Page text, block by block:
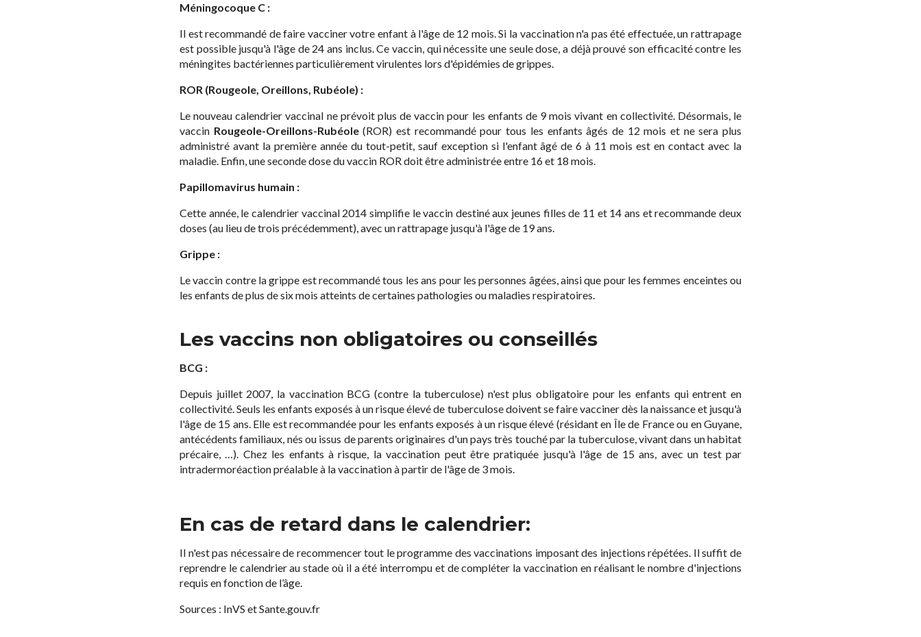
Méningocoque C :
Il est recommandé de faire vacciner votre enfant à l'âge de 12 mois. Si la vaccination n'a pas été effectuée, un rattrapage
est possible jusqu'à l'âge de 24 ans inclus. Ce vaccin, qui nécessite une seule dose, a déjà prouvé son efficacité contre les
méningites bactériennes particulièrement virulentes lors d'épidémies de grippes.
ROR (Rougeole, Oreillons, Rubéole) :
Le nouveau calendrier vaccinal ne prévoit plus de vaccin pour les enfants de 9 mois vivant en collectivité. Désormais, le
vaccin Rougeole-Oreillons-Rubéole(ROR) est recommandé pour tous les enfants âgés de 12 mois et ne sera plus
administré avant la première année du tout-petit, sauf exception si l'enfant âgé de 6 à 11 mois est en contact avec la
maladie. Enfin, une seconde dose du vaccin ROR doit être administrée entre 16 et 18 mois.
Papillomavirus humain :
Cette année, le calendrier vaccinal 2014 simplifie le vaccin destiné aux jeunes filles de 11 et 14 ans et recommande deux
doses (au lieu de trois précédemment), avec un rattrapage jusqu'à l'âge de 19 ans.
Grippe :
Le vaccin contre la grippe est recommandé tous les ans pour les personnes âgées, ainsi que pour les femmes enceintes ou
les enfants de plus de six mois atteints de certaines pathologies ou maladies respiratoires.
Les vaccins non obligatoires ou conseillés
BCG :
Depuis juillet 2007, la vaccination BCG (contre la tuberculose) n'est plus obligatoire pour les enfants qui entrent en
collectivité. Seuls les enfants exposés à un risque élevé de tuberculose doivent se faire vacciner dès la naissance et jusqu'à
l'âge de 15 ans. Elle est recommandée pour les enfants exposés à un risque élevé (résidant en Île de France ou en Guyane,
antécédents familiaux, nés ou issus de parents originaires d'un pays très touché par la tuberculose, vivant dans un habitat
précaire, …). Chez les enfants à risque, la vaccination peut être pratiquée jusqu'à l'âge de 15 ans, avec un test par
intradermoréaction préalable à la vaccination à partir de l'âge de 3 mois.
En cas de retard dans le calendrier:
Il n'est pas nécessaire de recommencer tout le programme des vaccinations imposant des injections répétées. Il suffit de
reprendre le calendrier au stade où il a été interrompu et de compléter la vaccination en réalisant le nombre d'injections
requis en fonction de l’âge.
Sources : InVS et Sante.gouv.fr